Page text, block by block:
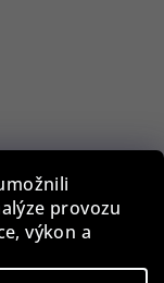
provozu
výkon a
GRY